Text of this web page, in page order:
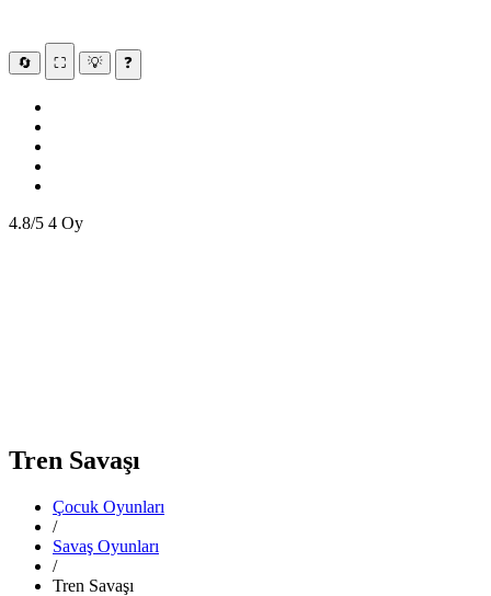
🔄 ⛶ 💡 ❓
4.8/5 4 Oy
Tren Savaşı
Çocuk Oyunları
/
Savaş Oyunları
/
Tren Savaşı